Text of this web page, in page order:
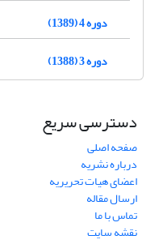
دوره 4 (1389)
دوره 3 (1388)
دسترسی سریع
صفحه اصلی
درباره نشریه
اعضای هیات تحریریه
ارسال مقاله
تماس با ما
نقشه سایت